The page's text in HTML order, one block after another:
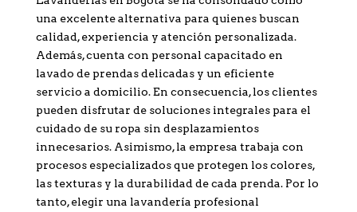
una excelente alternativa para quienes buscan
calidad, experiencia y atención personalizada.
Además, cuenta con personal capacitado en
lavado de prendas delicadas y un eficiente
servicio a domicilio. En consecuencia, los clientes
pueden disfrutar de soluciones integrales para el
cuidado de su ropa sin desplazamientos
innecesarios. Asimismo, la empresa trabaja con
procesos especializados que protegen los colores,
las texturas y la durabilidad de cada prenda. Por lo
tanto, elegir una lavandería profesional